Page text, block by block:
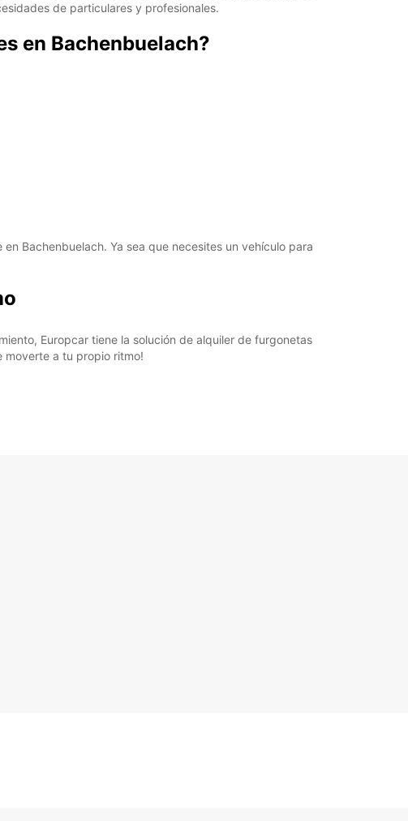
de particulares y profesionales.
en Bachenbuelach?
Bachenbuelach. Ya sea que necesites un vehículo para
Europcar tiene la solución de alquiler de furgonetas
moverte a tu propio ritmo!